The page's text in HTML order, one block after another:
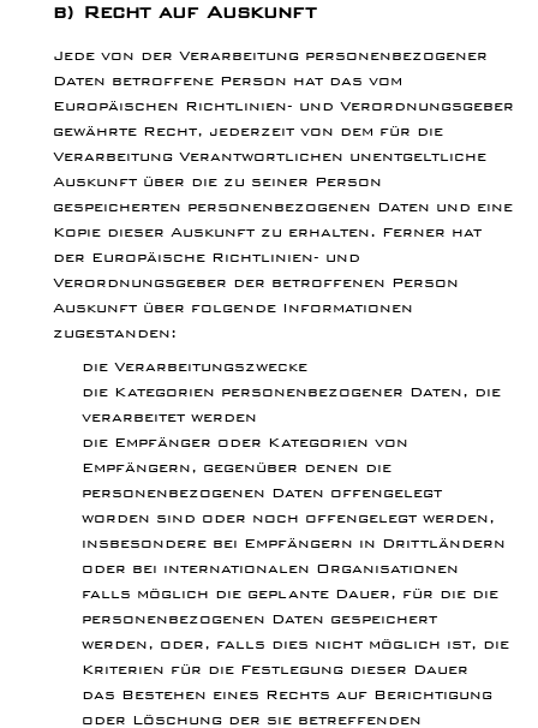
b) Recht auf Auskunft
Jede von der Verarbeitung personenbezogener
Daten betroffene Person hat das vom
Europäischen Richtlinien- und Verordnungsgeber
gewährte Recht, jederzeit von dem für die
Verarbeitung Verantwortlichen unentgeltliche
Auskunft über die zu seiner Person
gespeicherten personenbezogenen Daten und eine
Kopie dieser Auskunft zu erhalten. Ferner hat
der Europäische Richtlinien- und
Verordnungsgeber der betroffenen Person
Auskunft über folgende Informationen
zugestanden:
die Verarbeitungszwecke
die Kategorien personenbezogener Daten, die
verarbeitet werden
die Empfänger oder Kategorien von
Empfängern, gegenüber denen die
personenbezogenen Daten offengelegt
worden sind oder noch offengelegt werden,
insbesondere bei Empfängern in Drittländern
oder bei internationalen Organisationen
falls möglich die geplante Dauer, für die die
personenbezogenen Daten gespeichert
werden, oder, falls dies nicht möglich ist, die
Kriterien für die Festlegung dieser Dauer
das Bestehen eines Rechts auf Berichtigung
oder Löschung der sie betreffenden